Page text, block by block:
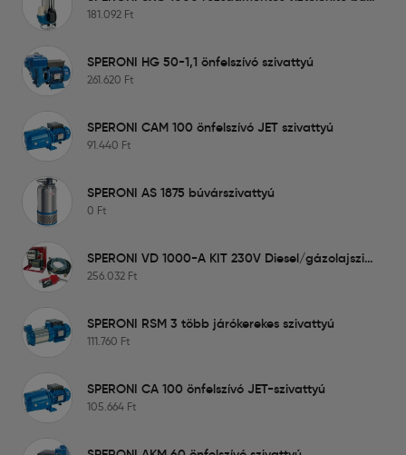
181.092 Ft
SPERONI HG 50-1,1 önfelszívó szivattyú
261.620 Ft
SPERONI CAM 100 önfelszívó JET szivattyú
91.440 Ft
SPERONI AS 1875 búvárszivattyú
0 Ft
SPERONI VD 1000-A KIT 230V Diesel/gázolajszivattyú liter számlálóval
256.032 Ft
SPERONI RSM 3 több járókerekes szivattyú
111.760 Ft
SPERONI CA 100 önfelszívó JET-szivattyú
105.664 Ft